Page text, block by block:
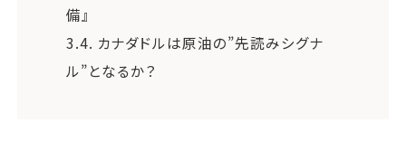
備』
3.4. カナダドルは原油の”先読みシグナ
ル”となるか？